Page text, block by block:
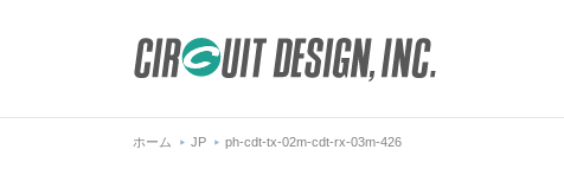
ホーム JP ph-cdt-tx-02m-cdt-rx-03m-426